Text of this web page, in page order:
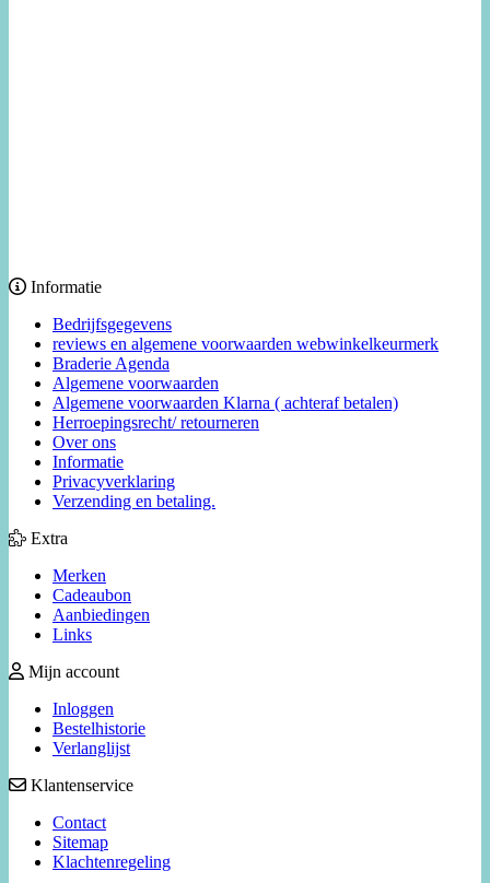
Informatie
Bedrijfsgegevens
reviews en algemene voorwaarden webwinkelkeurmerk
Braderie Agenda
Algemene voorwaarden
Algemene voorwaarden Klarna ( achteraf betalen)
Herroepingsrecht/ retourneren
Over ons
Informatie
Privacyverklaring
Verzending en betaling.
Extra
Merken
Cadeaubon
Aanbiedingen
Links
Mijn account
Inloggen
Bestelhistorie
Verlanglijst
Klantenservice
Contact
Sitemap
Klachtenregeling